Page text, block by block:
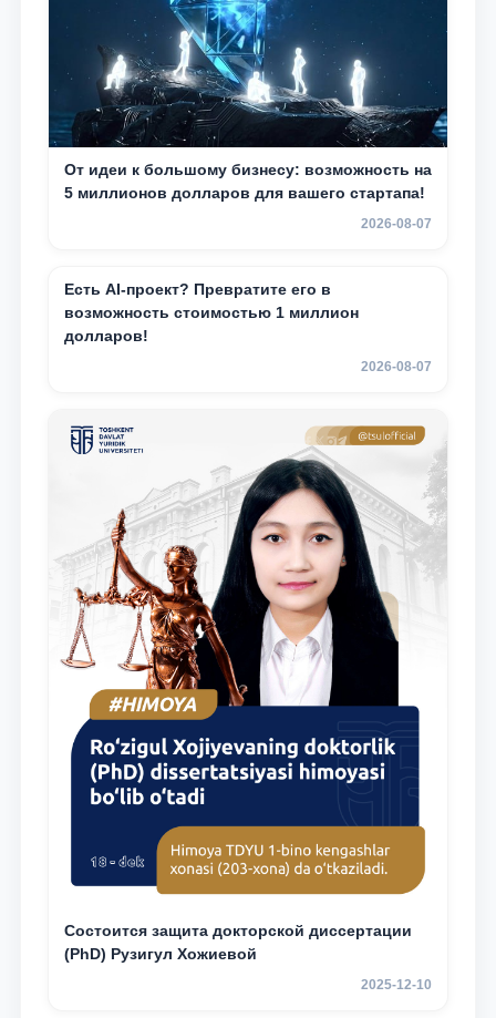
От идеи к большому бизнесу: возможность на
5 миллионов долларов для вашего стартапа!
2026-08-07
Есть AI-проект? Превратите его в
возможность стоимостью 1 миллион
долларов!
2026-08-07
Состоится защита докторской диссертации
(PhD) Рузигул Xoжиевой
2025-12-10